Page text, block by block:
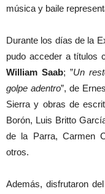
música y baile
Durante los días de la
pudo acceder a títulos
William Saab; ”Un
golpe adentro”, de
Sierra y obras de
Borón, Luis Britto
de la Parra, Carmen
otros.
Además, disfrutaron